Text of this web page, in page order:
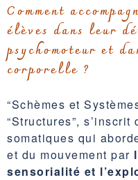
Comment
élèves dans leur
psychomoteur et
corporelle ?
“Schèmes et
“Structures”,
somatiques qui
et du mouvement par
sensorialité et